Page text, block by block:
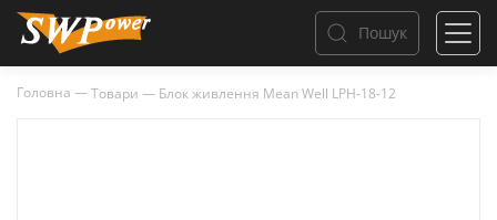
Пошук
Головна —Товари — Блок живлення Mean Well LPH-18-12